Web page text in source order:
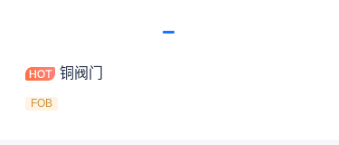
铜阀门
FOB